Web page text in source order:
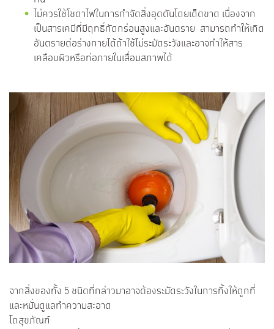
ไม่ควรใช้โซดาไฟในการกำจัดสิ่งอุดตันโดยเด็ดขาด เนื่องจาก
เป็นสารเคมีที่มีฤทธิ์กัดกร่อนสูงและอันตราย สามารถทำให้เกิด
อันตรายต่อร่างกายได้ถ้าใช้ไม่ระมัดระวังและอาจทำให้สาร
เคลือบผิวหรือท่อภายในเสื่อมสภาพได้
จากสิ่งของทั้ง 5 ชนิดที่กล่าวมาอาจต้องระมัดระวังในการทิ้งให้ถูกที่
และหมั่นดูแลทำความสะอาด
โถสุขภัณฑ์